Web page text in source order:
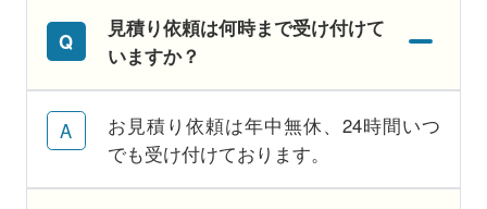
見積り依頼は何時まで受け付けて
いますか？
お見積り依頼は年中無休、24時間いつ
でも受け付けております。